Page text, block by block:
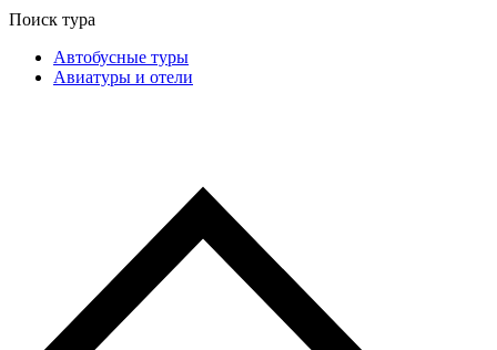
Поиск тура
Автобусные туры
Авиатуры и отели